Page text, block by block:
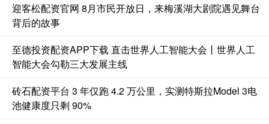
迎客松配资官网 8月市民开放日，来梅溪湖大剧院遇见舞台
背后的故事
至德投资配资APP下载 直击世界人工智能大会丨世界人工
智能大会勾勒三大发展主线
砖石配资平台 3 年仅跑 4.2 万公里，实测特斯拉Model 3电
池健康度只剩 90%